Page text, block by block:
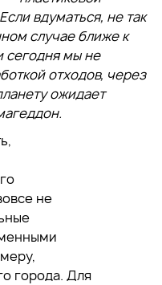
вдуматься, не так
случае ближе к
сегодня мы не
отходов, через
ожидает
не
города. Для